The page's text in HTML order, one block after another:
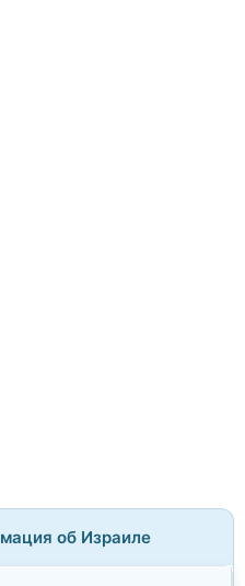
об Израиле